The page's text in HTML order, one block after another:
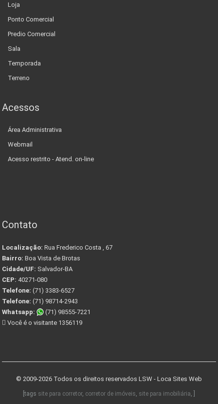
Loja
Ponto Comercial
Predio Comercial
Sala
Temporada
Terreno
Acessos
Área Administrativa
Webmail
Acesso restrito - Atend. on-line
Contato
Localização: Rua Frederico Costa , 67
Bairro: Boa Vista de Brotas
Cidade/UF: Salvador-BA
CEP: 40271-080
Telefone: (71) 3383-6527
Telefone: (71) 98714-2943
Whatsapp:
(71) 98555-7221
Você é o visitante 1356119
© 2009-2026 Todos os direitos reservados LSW - Loca Sites Web
[tags site para corretor, corretor de imóveis site para imobiliária